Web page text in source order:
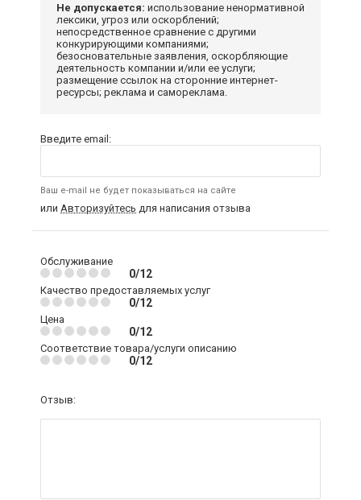
Не допускается: использование ненормативной
лексики, угроз или оскорблений;
непосредственное сравнение с другими
конкурирующими компаниями;
безосновательные заявления, оскорбляющие
деятельность компании и/или ее услуги;
размещение ссылок на сторонние интернет-
ресурсы; реклама и самореклама.
Введите email:
Ваш e-mail не будет показываться на сайте
или Авторизуйтесь для написания отзыва
Обслуживание
0/12
Качество предоставляемых услуг
0/12
Цена
0/12
Соответствие товара/услуги описанию
0/12
Отзыв: